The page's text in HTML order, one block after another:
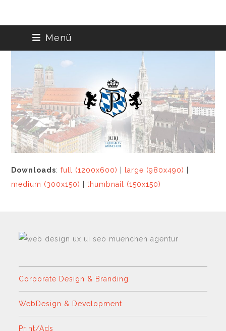
Menü
Downloads:full (1200x600) | large (980x490) |
medium (300x150) |thumbnail (150x150)
Corporate Design & Branding
WebDesign & Development
Print/Ads